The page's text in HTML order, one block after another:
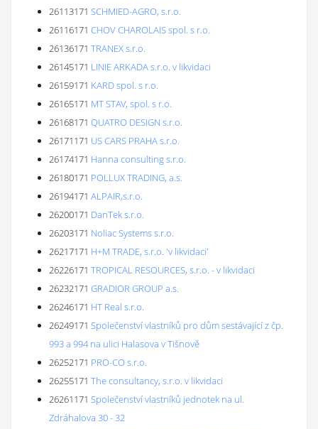
26113171 SCHMIED-AGRO, s.r.o.
26116171 CHOV CHAROLAIS spol. s r.o.
26136171 TRANEX s.r.o.
26145171 LINIE ARKADA s.r.o. v likvidaci
26159171 KARD spol. s r.o.
26165171 MT STAV, spol. s r.o.
26168171 QUATRO DESIGN s.r.o.
26171171 US CARS PRAHA s.r.o.
26174171 Hanna consulting s.r.o.
26180171 POLLUX TRADING, a.s.
26194171 ALPAIR,s.r.o.
26200171 DanTek s.r.o.
26203171 Noliac Systems s.r.o.
26217171 H+M TRADE, s.r.o. 'v likvidaci'
26226171 TROPICAL RESOURCES, s.r.o. - v likvidaci
26232171 GRADIOR GROUP a.s.
26246171 HT Real s.r.o.
26249171 Společenství vlastníků pro dům sestávající z čp.
993 a 994 na ulici Halasova v Tišnově
26252171 PRO-CO s.r.o.
26255171 The consultancy, s.r.o. v likvidaci
26261171 Společenství vlastníků jednotek na ul.
Zdráhalova 30 - 32